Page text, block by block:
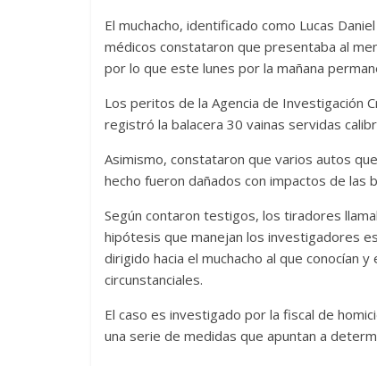
El muchacho, identificado como Lucas
médicos constataron que presentaba al
por lo que este lunes por la mañana
Los peritos de la Agencia de Investigación
registró la balacera 30 vainas servidas
Asimismo, constataron que varios autos
hecho fueron dañados con impactos de las
Según contaron testigos, los tiradores
hipótesis que manejan los investigadores
dirigido hacia el muchacho al que conocían
circunstanciales.
El caso es investigado por la fiscal de
una serie de medidas que apuntan a